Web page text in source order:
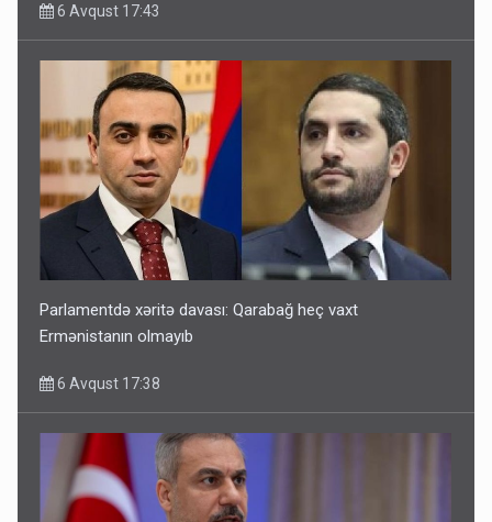
6 Avqust 17:43
Parlamentdə xəritə davası: Qarabağ heç vaxt
Ermənistanın olmayıb
6 Avqust 17:38